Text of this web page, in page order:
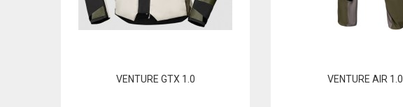
VENTURE GTX 1.0 VENTURE AIR 1.0